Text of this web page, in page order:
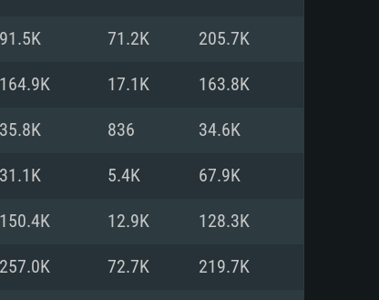
DirectX 11 ou superior;
superior, Radeon RX 570
Xeon não suportado)
Vega II ou superior com
larga.
6 meses) / equivalentes
com os drivers mais
larga.
91.5K 71.2K 205.7K
164.9K 17.1K 163.8K
35.8K 836 34.6K
31.1K 5.4K 67.9K
150.4K 12.9K 128.3K
257.0K 72.7K 219.7K